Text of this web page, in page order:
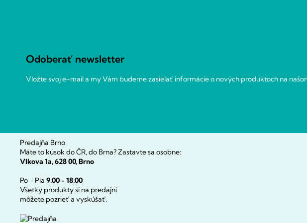
Odoberať newsletter
Vložte svoj e-mail a my Vám budeme zasielať informácie o nových produktoch na
Predajňa Brno
Máte to kúsok do ČR, do Brna? Zastavte sa osobne:
Vlkova 1a, 628 00, Brno
Po - Pia 9:00 - 18:00
Všetky produkty si na predajni
môžete pozrieť a vyskúšať.